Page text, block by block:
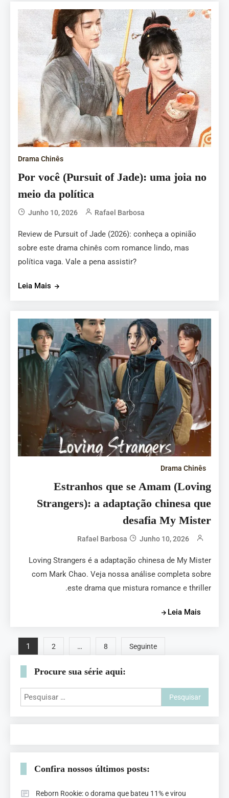
Drama Chinês
Por você (Pursuit of Jade): uma joia no
meio da política
Junho 10, 2026 Rafael Barbosa
Review de Pursuit of Jade (2026): conheça a opinião
sobre este drama chinês com romance lindo, mas
política vaga. Vale a pena assistir?
Leia Mais
Drama Chinês
Estranhos que se Amam (Loving
Strangers): a adaptação chinesa que
desafia My Mister
Junho 10, 2026
Rafael Barbosa
Loving Strangers é a adaptação chinesa de My Mister
com Mark Chao. Veja nossa análise completa sobre
este drama que mistura romance e thriller.
Leia Mais
1 2 … 8 Seguinte
Procure sua série aqui:
Confira nossos últimos posts:
Reborn Rookie: o dorama que bateu 11% e virou